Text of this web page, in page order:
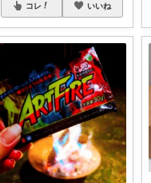
コレ いいね